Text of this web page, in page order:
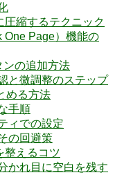
圧縮するテクニック
One Page）機能の
ンの追加方法
と微調整のステップ
める方法
手順
ィでの設定
の回避策
整えるコツ
かれ目に空白を残す